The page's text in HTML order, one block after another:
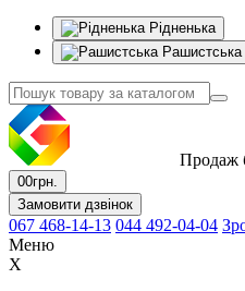
Рідненька
Рашистська
Продаж
00грн.
Замовити дзвінок
067 468-14-13 044 492-04-04
Меню
X